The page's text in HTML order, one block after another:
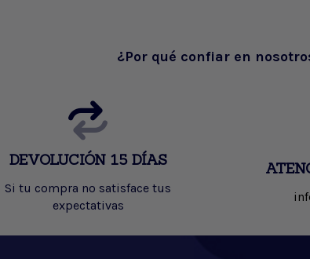
¿Por qué confiar en
DEVOLUCIÓN 15 DÍAS
Si tu compra no satisface tus
expectativas